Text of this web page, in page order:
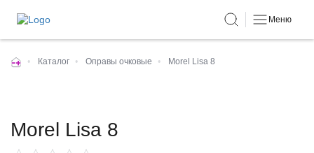
Меню
• Каталог • Оправы очковые • Morel Lisa 8
Morel Lisa 8